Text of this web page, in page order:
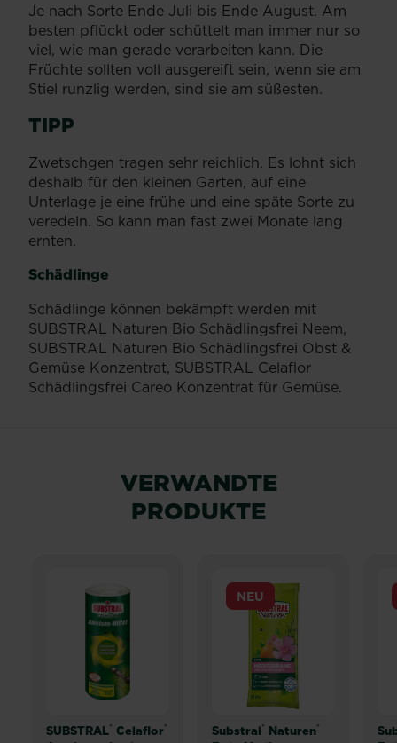
Je nach Sorte Ende Juli bis Ende August. Am
besten pflückt oder schüttelt man immer nur so
viel, wie man gerade verarbeiten kann. Die
Früchte sollten voll ausgereift sein, wenn sie am
Stiel runzlig werden, sind sie am süßesten.
TIPP
Zwetschgen tragen sehr reichlich. Es lohnt sich
deshalb für den kleinen Garten, auf eine
Unterlage je eine frühe und eine späte Sorte zu
veredeln. So kann man fast zwei Monate lang
ernten.
Schädlinge
Schädlinge können bekämpft werden mit
SUBSTRAL Naturen Bio Schädlingsfrei Neem,
SUBSTRAL Naturen Bio Schädlingsfrei Obst &
Gemüse Konzentrat, SUBSTRAL Celaflor
Schädlingsfrei Careo Konzentrat für Gemüse.
VERWANDTE
PRODUKTE
SUBSTRAL® Celaflor® Substral® Naturen®
NEU